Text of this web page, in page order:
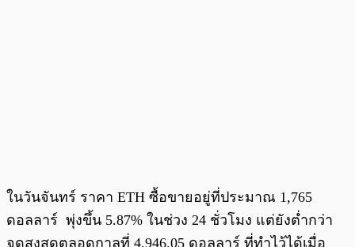
ในวันจันทร์ ราคา ETH ซื้อขายอยู่ที่ประมาณ 1,765
ดอลลาร์ พุ่งขึ้น 5.87% ในช่วง 24 ชั่วโมง แต่ยังต่ำกว่า
จุดสูงสุดตลอดกาลที่ 4,946.05 ดอลลาร์ ที่ทำไว้ได้เมื่อ